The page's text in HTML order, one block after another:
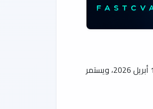
سيجرى التدريب في مقر المعهد الرئيسي بمنطقة جعيمة، حيث تتوفر جميع المرافق المتطورة للتدريب العملي. بدأ التقديم رسمياً في تاريخ 12 أبريل 2026، ويستمر